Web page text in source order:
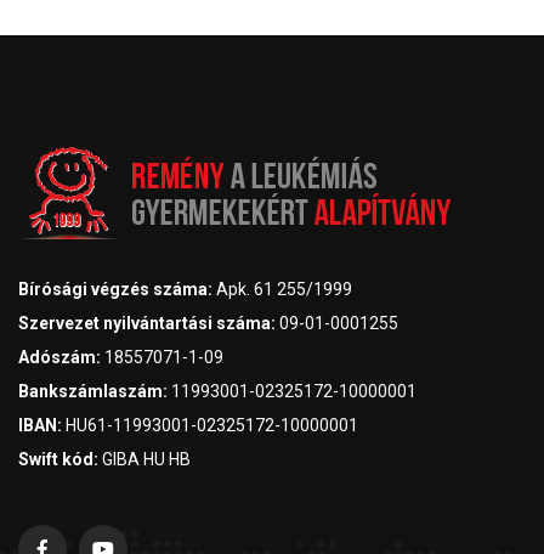
Bírósági végzés száma: Apk. 61 255/1999
Szervezet nyilvántartási száma: 09-01-0001255
Adószám: 18557071-1-09
Bankszámlaszám: 11993001-02325172-10000001
IBAN: HU61-11993001-02325172-10000001
Swift kód: GIBA HU HB